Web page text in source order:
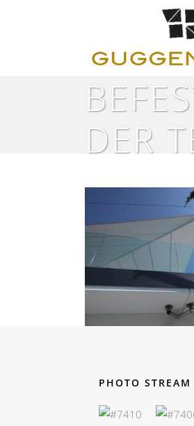
DER
PHOTO STREAM